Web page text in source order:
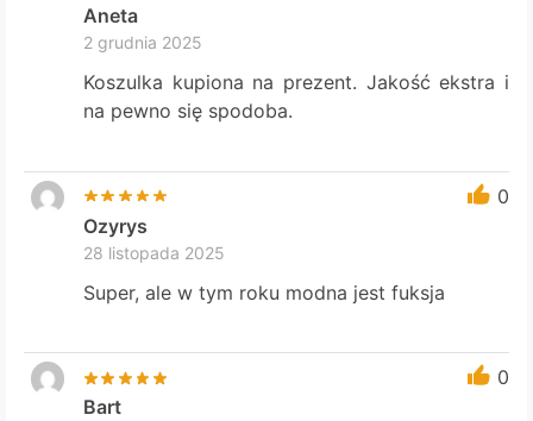
Aneta
2 grudnia 2025
Koszulka kupiona na prezent. Jakość ekstra i
na pewno się spodoba.
0
Ozyrys
28 listopada 2025
Super, ale w tym roku modna jest fuksja
0
Bart